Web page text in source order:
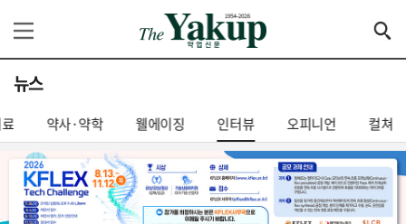
뉴스
약사·약학 웰에이징 인터뷰 오피니언 컬쳐